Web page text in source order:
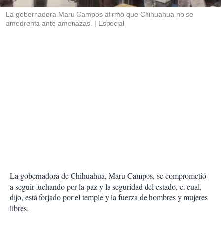
La gobernadora Maru Campos afirmó que Chihuahua no se
amedrenta ante amenazas.
Especial
La gobernadora de Chihuahua, Maru Campos, se comprometió
a seguir luchando por la paz y la seguridad del estado, el cual,
dijo, está forjado por el temple y la fuerza de hombres y mujeres
libres.